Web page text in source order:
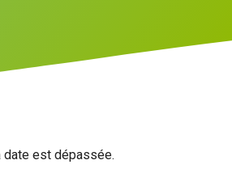
est dépassée.